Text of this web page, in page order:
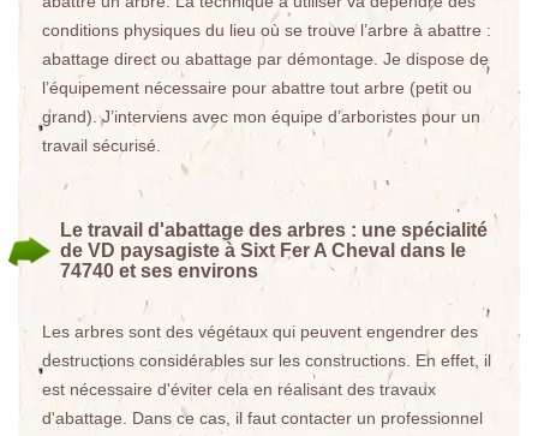
conditions physiques du lieu où se trouve l’arbre à abattre :
abattage direct ou abattage par démontage. Je dispose de
l’équipement nécessaire pour abattre tout arbre (petit ou
grand). J’interviens avec mon équipe d’arboristes pour un
travail sécurisé.
Le travail d'abattage des arbres : une spécialité
de VD paysagiste à Sixt Fer A Cheval dans le
74740 et ses environs
Les arbres sont des végétaux qui peuvent engendrer des
destructions considérables sur les constructions. En effet, il
est nécessaire d'éviter cela en réalisant des travaux
d'abattage. Dans ce cas, il faut contacter un professionnel